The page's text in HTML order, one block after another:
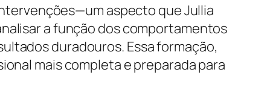
aspecto que Jullia
a função dos comportamentos
duradouros. Essa formação,
mais completa e preparada para